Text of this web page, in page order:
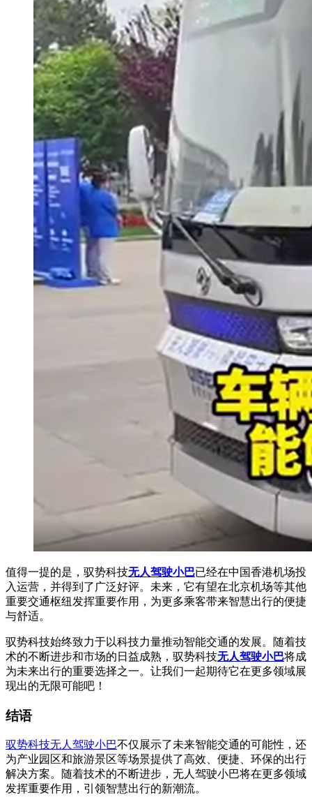
值得一提的是，驭势科技无人驾驶小巴已经在中国香港机场投
入运营，并得到了广泛好评。未来，它有望在北京机场等其他
重要交通枢纽发挥重要作用，为更多乘客带来智慧出行的便捷
与舒适。
驭势科技始终致力于以科技力量推动智能交通的发展。随着技
术的不断进步和市场的日益成熟，驭势科技无人驾驶小巴将成
为未来出行的重要选择之一。让我们一起期待它在更多领域展
现出的无限可能吧！
结语
驭势科技无人驾驶小巴不仅展示了未来智能交通的可能性，还
为产业园区和旅游景区等场景提供了高效、便捷、环保的出行
解决方案。随着技术的不断进步，无人驾驶小巴将在更多领域
发挥重要作用，引领智慧出行的新潮流。